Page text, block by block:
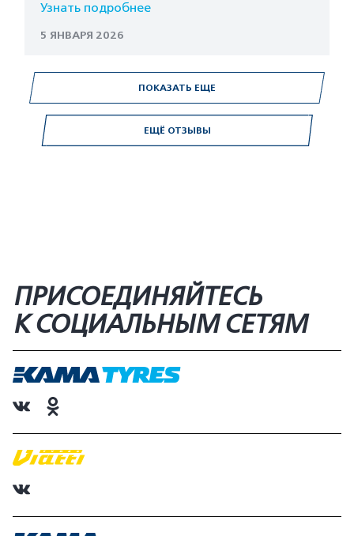
ЕЩЁ ОТЗЫВЫ
Узнать подробнее
5 ЯНВАРЯ 2026
ПОКАЗАТЬ ЕЩЕ
ПРИСОЕДИНЯЙТЕСЬ
К СОЦИАЛЬНЫМ СЕТЯМ